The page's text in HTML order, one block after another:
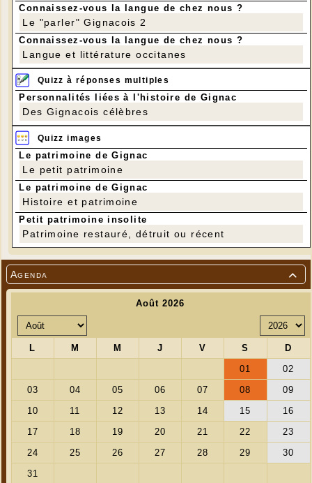

Agenda
sacrifice de quatre jeunes résistants,Armand
Dufour(20 ans),Eugène Fiacre, Lucien Gauffre,
Noël Marceau.
Armand Dufour, dit Roméo
né le 21 juillet 1924 à Aubencheuf-au-Bac (Nord)
tué le 29 juillet 1944
Ce chtimi qui venait d'avoir 20 ans , réfugié à
Connaissez-vous la langue de chez nous ?
Le "parler" Gignacois 2
Connaissez-vous la langue de chez nous ?
Langue et littérature occitanes
Quizz à réponses multiples
Personnalités liées à l'histoire de Gignac
Des Gignacois célèbres
Quizz images
Le patrimoine de Gignac
Le petit patrimoine
Le patrimoine de Gignac
Histoire et patrimoine
Petit patrimoine insolite
Patrimoine restauré, détruit ou récent